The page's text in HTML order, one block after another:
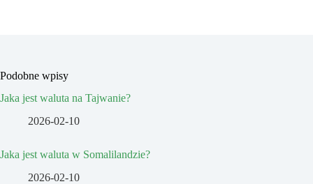
Podobne wpisy
Jaka jest waluta na Tajwanie?
2026-02-10
Jaka jest waluta w Somalilandzie?
2026-02-10